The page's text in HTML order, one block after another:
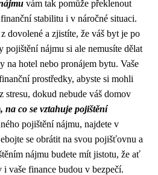
vám tak pomůže překlenout
stabilitu i v náročné situaci.
dovolené a zjistíte, že váš byt je po
nájmu si ale nemusíte dělat
na hotel nebo pronájem bytu. Vaše
prostředky, abyste si mohli
dokud nebude váš domov
na co se vztahuje pojištění
pojištění nájmu, najdete v
se obrátit na svou pojišťovnu a
nájmu budete mít jistotu, že ať
i vaše finance budou v bezpečí.